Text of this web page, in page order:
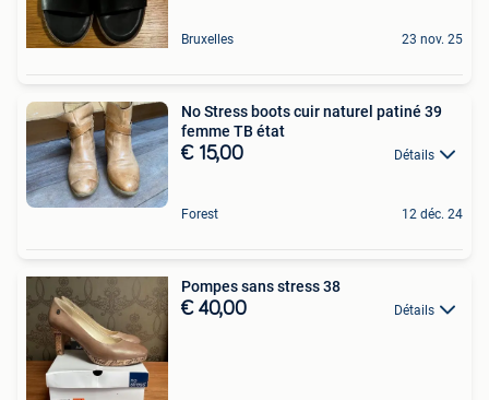
Bruxelles 23 nov. 25
No Stress boots cuir naturel patiné 39
femme TB état
€ 15,00 Détails
Forest 12 déc. 24
Pompes sans stress 38
€ 40,00 Détails